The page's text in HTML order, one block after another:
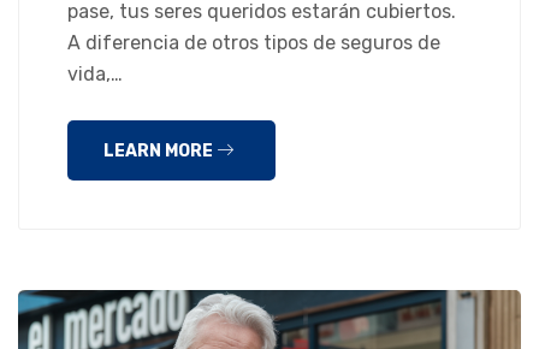
pase, tus seres queridos estarán cubiertos.
A diferencia de otros tipos de seguros de
vida,…
LEARN MORE